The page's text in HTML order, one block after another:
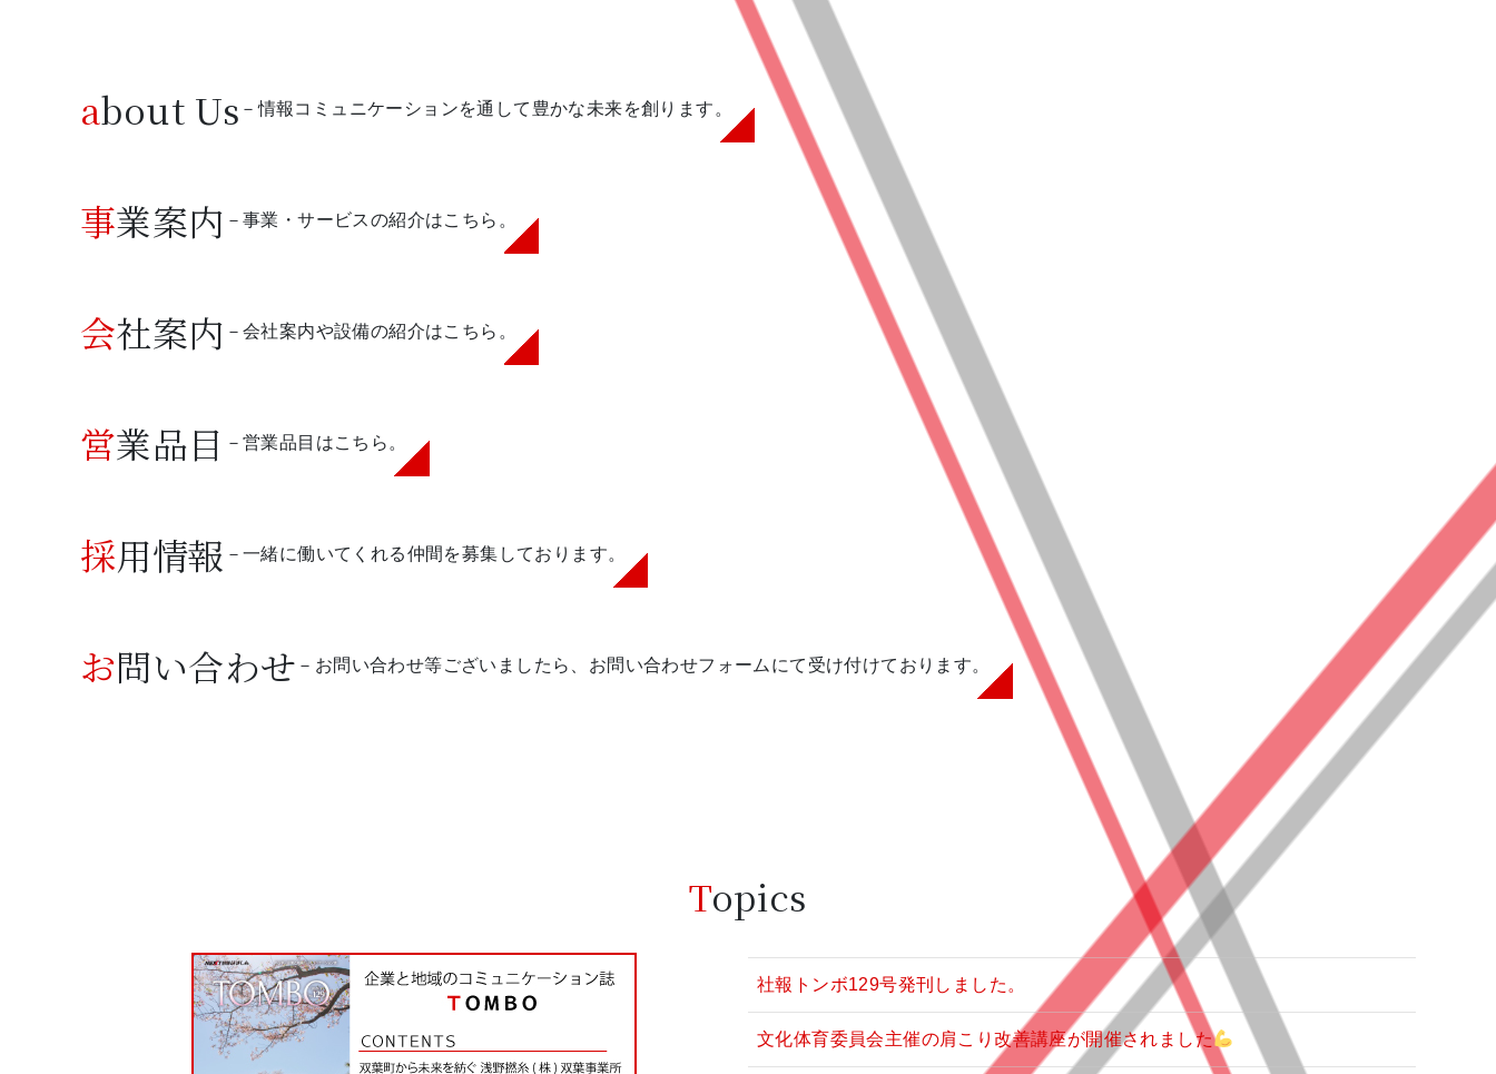
about Us －情報コミュニケーションを通して豊かな未来を創ります。
事業案内 －事業・サービスの紹介はこちら。
会社案内 －会社案内や設備の紹介はこちら。
営業品目 －営業品目はこちら。
採用情報 －一緒に働いてくれる仲間を募集しております。
お問い合わせ －お問い合わせ等ございましたら、お問い合わせフォームにて受け付けております。
Topics
社報トンボ129号発刊しました。
文化体育委員会主催の肩こり改善講座が開催されました